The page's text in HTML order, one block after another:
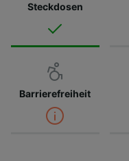
Steckdosen
Barrierefreiheit